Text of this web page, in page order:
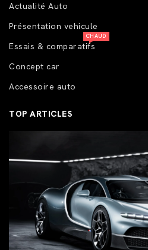
Actualité Auto
Présentation vehicule
Essais & comparatifs
CHAUD
Concept car
Accessoire auto
TOP ARTICLES